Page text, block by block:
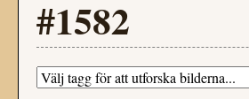
#1582